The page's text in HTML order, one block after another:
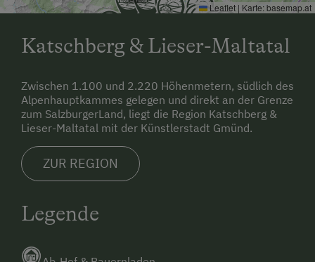
Leaflet | Karte:basemap.at
Katschberg & Lieser-Maltatal
Zwischen 1.100 und 2.220 Höhenmetern, südlich des
Alpenhauptkammes gelegen und direkt an der Grenze
zum SalzburgerLand, liegt die Region Katschberg &
Lieser-Maltatal mit der Künstlerstadt Gmünd.
ZUR REGION
Legende